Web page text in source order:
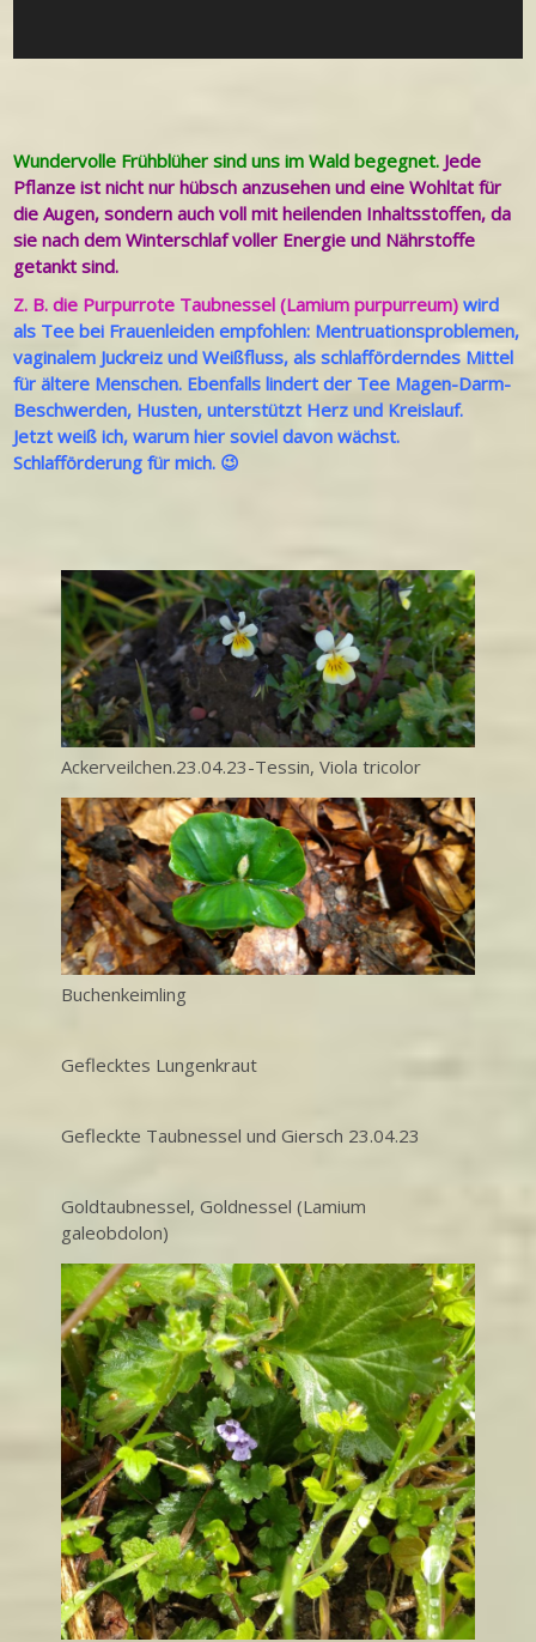
Wundervolle Frühblüher sind uns im Wald begegnet. Jede
Pflanze ist nicht nur hübsch anzusehen und eine Wohltat für
die Augen, sondern auch voll mit heilenden Inhaltsstoffen, da
sie nach dem Winterschlaf voller Energie und Nährstoffe
getankt sind.
Z. B. die Purpurrote Taubnessel (Lamium purpurreum)wird
als Tee bei Frauenleiden empfohlen: Mentruationsproblemen,
vaginalem Juckreiz und Weißfluss, als schlafförderndes Mittel
für ältere Menschen. Ebenfalls lindert der Tee Magen-Darm-
Beschwerden, Husten, unterstützt Herz und Kreislauf.
Jetzt weiß ich, warum hier soviel davon wächst.
Schlafförderung für mich. 😉
Ackerveilchen.23.04.23-Tessin, Viola tricolor
Buchenkeimling
Geflecktes Lungenkraut
Gefleckte Taubnessel und Giersch 23.04.23
Goldtaubnessel, Goldnessel (Lamium
galeobdolon)